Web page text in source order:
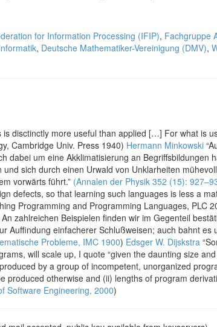
for Information Processing (IFIP), Fachgruppe
, Deutsche Mathematiker-Vereinigung (DMV),
disctinctly more useful than applied […] For what is
Cambridge Univ. Press 1940) Hermann Minkowski
um eine Akklimatisierung an Begriffsbildungen
sich durch einen Urwald von Unklarheiten
vorwärts führt.” (Annalen der Physik 352 (15):
so that learning such languages is less a
Programming and Programming Languages, PLC
zahlreichen Beispielen finden wir im Gegenteil
einfacherer Schlußweisen; auch bahnt
Probleme, IMC 1900) Edsger W. Dijskstra
will scale up, I quote “given the daunting size
by a group of incompetent, unorganized
otherwise and (ii) lengths of program
Software Engineering, 2000)